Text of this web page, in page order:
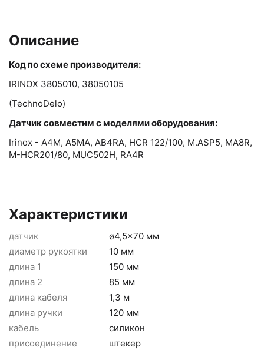
Описание
Код по схеме производителя:
IRINOX 3805010, 38050105
(TechnoDelo)
Датчик совместим с моделями оборудования:
Irinox - A4M, A5MA, AB4RA, HCR 122/100, M.ASP5, MA8R,
M-HCR201/80, MUC502H, RA4R
Характеристики
датчик
ø4,5x70 мм
диаметр рукоятки
10 мм
длина 1
150 мм
длина 2
85 мм
длина кабеля
1,3 м
длина ручки
120 мм
кабель
силикон
присоединение
штекер